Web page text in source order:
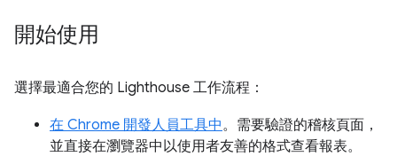
開始使用
選擇最適合您的 Lighthouse 工作流程：
在 Chrome 開發人員工具中。需要驗證的稽核頁面，
並直接在瀏覽器中以使用者友善的格式查看報表。